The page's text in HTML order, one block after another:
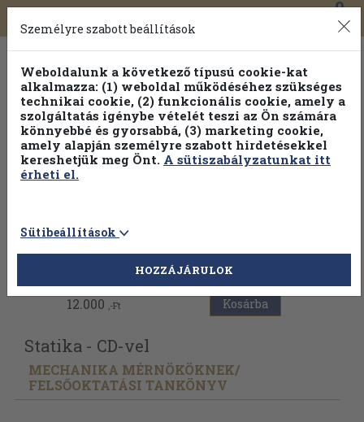
Toggle
navigation
0
Válogasson több mint 1.000.000 kiadványunk közül
100% kedvezménnyel!
Vissza az előző oldalra
12.000 ,-Ft Kosárba
Statika - CD-vel
MECHANIKA MÉRNÖKÖKNEK/
FELSŐOKTATÁSI TANKÖNYV
Személyre szabott beállítások
Weboldalunk a következő típusú cookie-kat
alkalmazza: (1) weboldal működéséhez szükséges
technikai cookie, (2) funkcionális cookie, amely a
szolgáltatás igénybe vételét teszi az Ön számára
könnyebbé és gyorsabbá, (3) marketing cookie,
amely alapján személyre szabott hirdetésekkel
kereshetjük meg Önt. A sütiszabályzatunkat itt
érheti el.
Sütibeállítások
HOZZÁJÁRULOK